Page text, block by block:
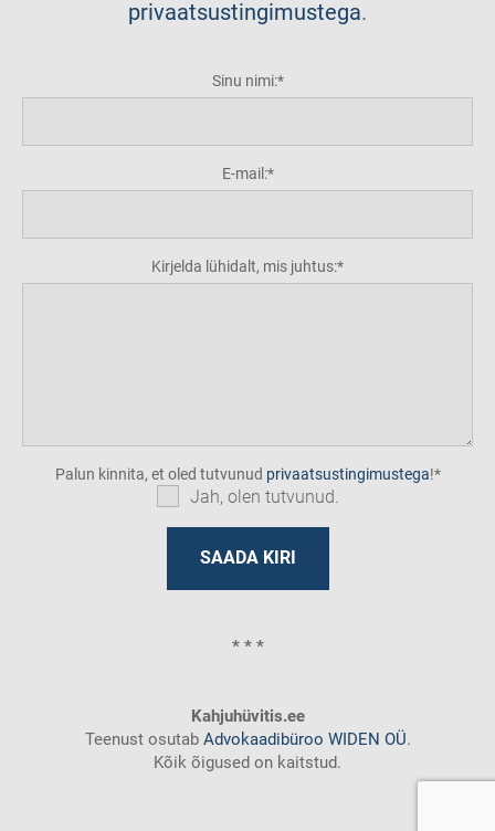
privaatsustingimustega.
Sinu nimi:
E-mail:
Kirjelda lühidalt, mis juhtus:
Palun kinnita, et oled tutvunud privaatsustingimustega!
Jah, olen tutvunud.
* * *
Kahjuhüvitis.ee
Teenust osutabAdvokaadibüroo WIDEN OÜ.
Kõik õigused on kaitstud.